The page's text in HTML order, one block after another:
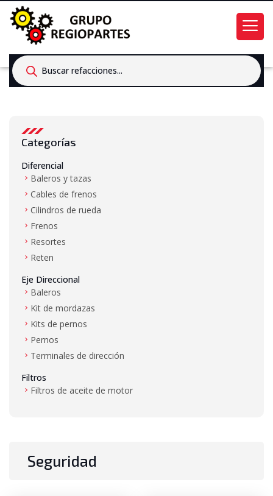
Products
search
Categorías
Diferencial
Baleros y tazas
Cables de frenos
Cilindros de rueda
Frenos
Resortes
Reten
Eje Direccional
Baleros
Kit de mordazas
Kits de pernos
Pernos
Terminales de dirección
Filtros
Filtros de aceite de motor
Filtros de transmisión
Seguridad